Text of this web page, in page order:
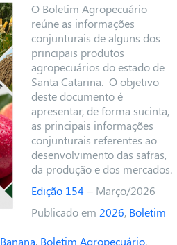
O Boletim Agropecuário
reúne as informações
conjunturais de alguns dos
principais produtos
agropecuários do estado de
Santa Catarina. O objetivo
deste documento é
apresentar, de forma sucinta,
as principais informações
conjunturais referentes ao
desenvolvimento das safras,
da produção e dos mercados.
Edição 154 – Março/2026
Publicado em 2026, Boletim
Banana, Boletim Agropecuário,